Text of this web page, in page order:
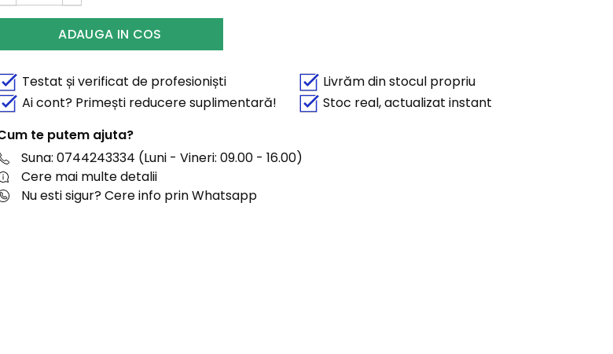
ADAUGA IN COS
Testat și verificat de profesioniști
Livrăm din stocul propriu
Ai cont? Primești reducere suplimentară!
Stoc real, actualizat instant
te putem ajuta?
Suna: 0744243334 (Luni - Vineri: 09.00 - 16.00)
Cere mai multe detalii
Nu esti sigur? Cere info prin Whatsapp